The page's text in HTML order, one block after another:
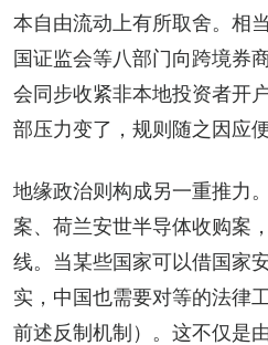
本自由流动上有所取舍。相
国证监会等八部门向跨境券
会同步收紧非本地投资者开
部压力变了，规则随之因应便
地缘政治则构成另一重推力
案、荷兰安世半导体收购案
线。当某些国家可以借国家
实，中国也需要对等的法律
前述反制机制）。这不仅是